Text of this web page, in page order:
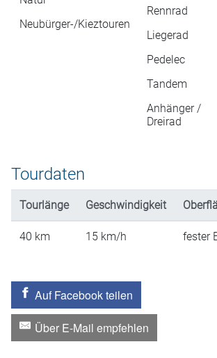
Neubürger-/Kieztouren
Rennrad
Liegerad
Pedelec
Tandem
Anhänger /
Dreirad
Tourdaten
Tourlänge Geschwindigkeit
40 km 15 km/h fester
Auf Facebook teilen
Über E-Mail empfehlen